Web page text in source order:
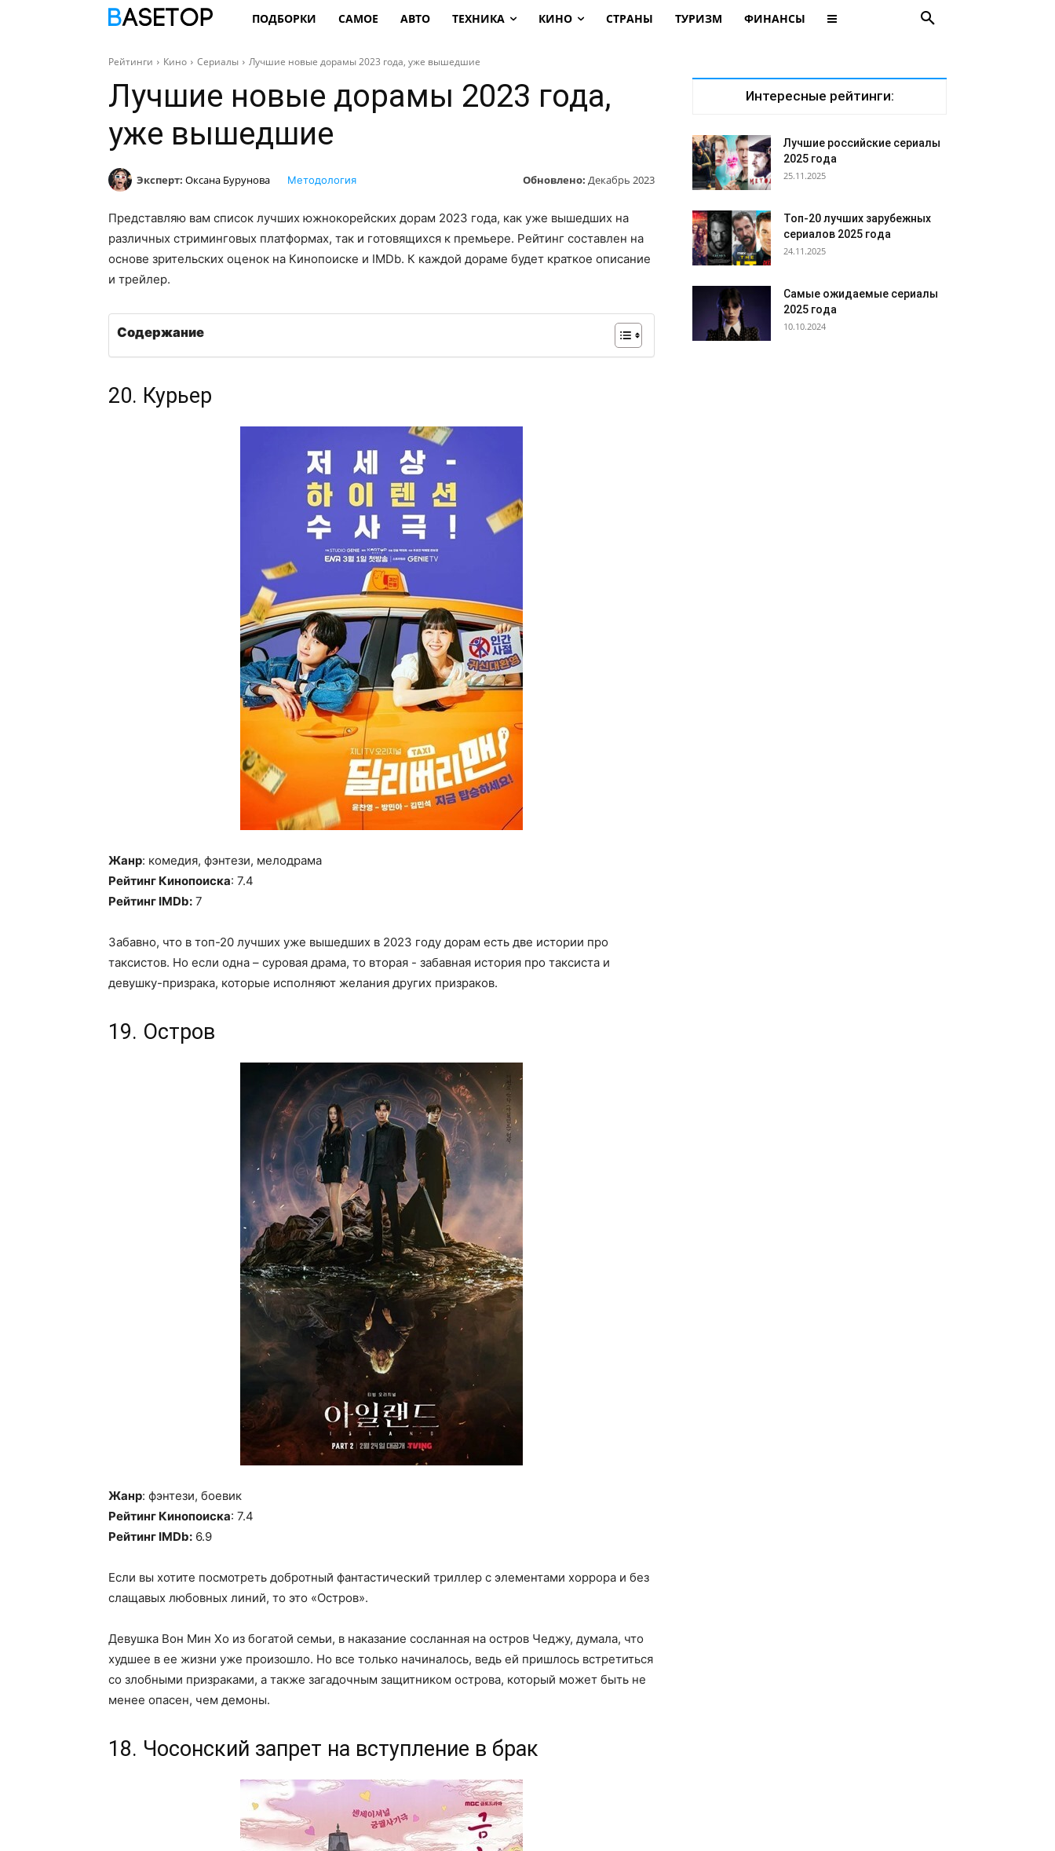
ПОДБОРКИ САМОЕ АВТО ТЕХНИКА КИНО СТРАНЫ ТУРИЗМ ФИНАНСЫ
Рейтинги Кино Сериалы Лучшие новые дорамы 2023 года, уже вышедшие
Лучшие новые дорамы 2023 года,
уже вышедшие
Эксперт: Оксана Бурунова Обновлено: Декабрь 2023
Методология
Представляю вам список лучших южнокорейских дорам 2023 года, как уже вышедших на
различных стриминговых платформах, так и готовящихся к премьере. Рейтинг составлен на
основе зрительских оценок на Кинопоиске и IMDb. К каждой дораме будет краткое описание
и трейлер.
Содержание
20. Курьер
Жанр: комедия, фэнтези, мелодрама
Рейтинг Кинопоиска: 7.4
Рейтинг IMDb: 7
Забавно, что в топ-20 лучших уже вышедших в 2023 году дорам есть две истории про
таксистов. Но если одна – суровая драма, то вторая - забавная история про таксиста и
девушку-призрака, которые исполняют желания других призраков.
19. Остров
Жанр: фэнтези, боевик
Рейтинг Кинопоиска: 7.4
Рейтинг IMDb: 6.9
Если вы хотите посмотреть добротный фантастический триллер с элементами хоррора и без
слащавых любовных линий, то это «Остров».
Девушка Вон Мин Хо из богатой семьи, в наказание сосланная на остров Чеджу, думала, что
худшее в ее жизни уже произошло. Но все только начиналось, ведь ей пришлось встретиться
со злобными призраками, а также загадочным защитником острова, который может быть не
менее опасен, чем демоны.
18. Чосонский запрет на вступление в брак
Интересные рейтинги:
Лучшие российские сериалы
2025 года
25.11.2025
Топ-20 лучших зарубежных
сериалов 2025 года
24.11.2025
Самые ожидаемые сериалы
2025 года
10.10.2024